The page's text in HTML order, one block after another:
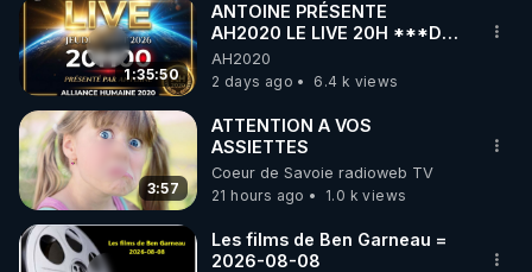
1:35:50
ANTOINE PRÉSENTE
AH2020 LE LIVE 20H ***DU
06/08/2026***
AH2020
2 days ago
6.4 k views
3:57
ATTENTION A VOS
ASSIETTES
Coeur de Savoie radioweb TV
21 hours ago
1.0 k views
Les films de Ben Garneau =
2026-08-08